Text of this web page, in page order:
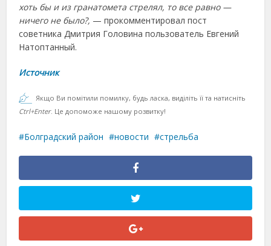
хоть бы и из гранатомета стрелял, то все равно —
ничего не было?, — прокомментировал пост
советника Дмитрия Головина пользователь Евгений
Натоптанный.
Источник
Якщо Ви помітили помилку, будь ласка, виділіть її та натисніть
Ctrl+Enter. Це допоможе нашому розвитку!
Болградский район новости стрельба